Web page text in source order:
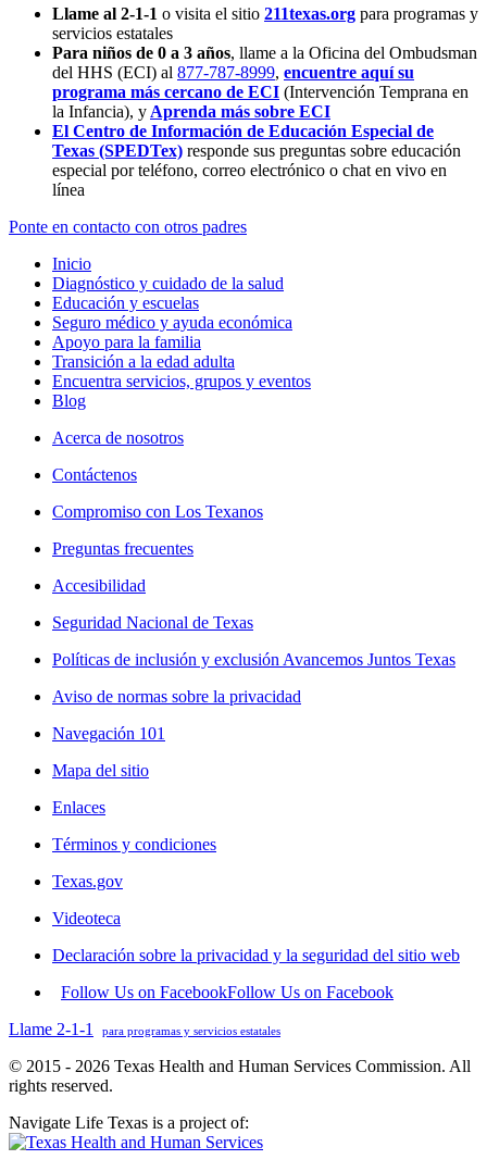
Llame al 2-1-1 o visita el sitio 211texas.org para programas y
servicios estatales
Para niños de 0 a 3 años, llame a la Oficina del Ombudsman
del HHS (ECI) al 877-787-8999, encuentre aquí su
programa más cercano de ECI (Intervención Temprana en
la Infancia), y Aprenda más sobre ECI
El Centro de Información de Educación Especial de
Texas (SPEDTex) responde sus preguntas sobre educación
especial por teléfono, correo electrónico o chat en vivo en
línea
Ponte en contacto con otros padres
Inicio
Diagnóstico y cuidado de la salud
Educación y escuelas
Seguro médico y ayuda económica
Apoyo para la familia
Transición a la edad adulta
Encuentra servicios, grupos y eventos
Blog
Acerca de nosotros
Contáctenos
Compromiso con Los Texanos
Preguntas frecuentes
Accesibilidad
Seguridad Nacional de Texas
Políticas de inclusión y exclusión Avancemos Juntos Texas
Aviso de normas sobre la privacidad
Navegación 101
Mapa del sitio
Enlaces
Términos y condiciones
Texas.gov
Videoteca
Declaración sobre la privacidad y la seguridad del sitio web
Follow Us on FacebookFollow Us on Facebook
Llame 2-1-1
para programas y servicios estatales
© 2015 - 2026 Texas Health and Human Services Commission. All
rights reserved.
Navigate Life Texas is a project of: